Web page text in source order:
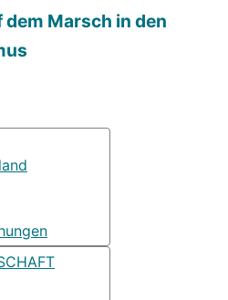
Marsch in den